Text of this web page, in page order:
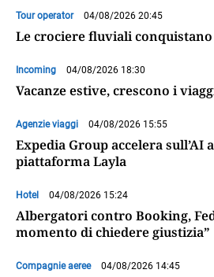
Tour operator 04/08/2026 20:45
Le crociere fluviali
Incoming 04/08/2026 18:30
Vacanze estive, crescono i
Agenzie viaggi 04/08/2026 15:55
Expedia Group accelera sull’AI
piattaforma Layla
Hotel 04/08/2026 15:24
Albergatori contro Booking,
momento di chiedere giustizia”
Compagnie aeree 04/08/2026 14:45